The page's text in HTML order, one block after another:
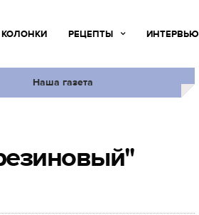
КОЛОНКИ РЕЦЕПТЫ ИНТЕРВЬЮ
Наша газета